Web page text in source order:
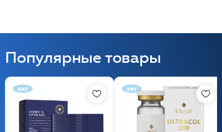
Популярные товары
хит хит